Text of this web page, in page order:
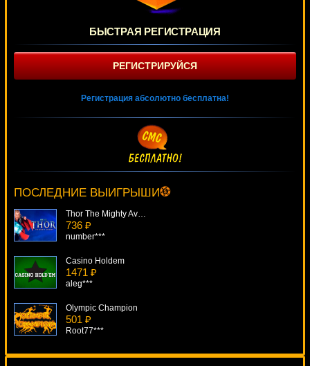
БЫСТРАЯ РЕГИСТРАЦИЯ
РЕГИСТРИРУЙСЯ
Регистрация абсолютно бесплатна!
ПОСЛЕДНИЕ ВЫИГРЫШИ
Serg***
Thor The Mighty Avenger
736 ₽
number***
Casino Holdem
1471 ₽
aleg***
Olympic Champion
501 ₽
Root77***
Beach